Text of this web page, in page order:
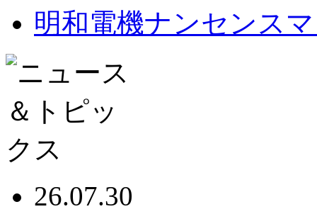
明和電機ナンセンス
26.07.30